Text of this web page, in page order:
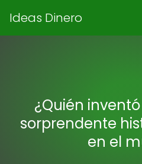
Ideas Dinero
¿Quién
sorprendente
en el